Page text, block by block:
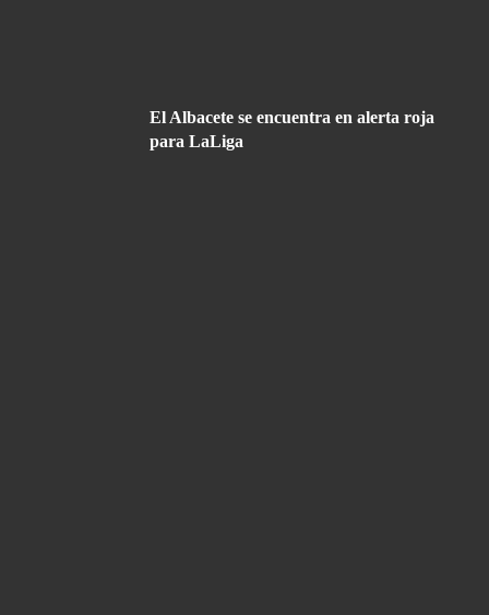
El Albacete se encuentra en alerta roja
para LaLiga